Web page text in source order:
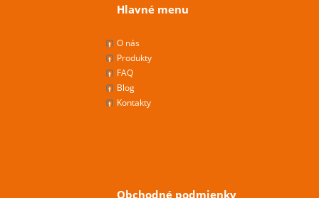
Hlavné menu
O nás
Produkty
FAQ
Blog
Kontakty
Obchodné podmienky